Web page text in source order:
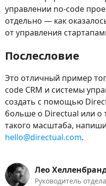
управлении no-code
отдельно — как
от управления
Послесловие
Это отличный пример
code CRM и системы
создать с помощью
больше о Directual или о
такого масштаба,
hello@directual.com.
Лео
Руководитель